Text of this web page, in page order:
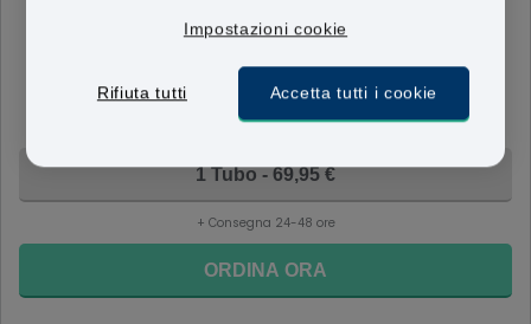
In ogni g di unguento ci sono 1,9 mg di prednisolone e 5
mg di cincocaina. Questo viene applicato alla regione
interessata due volte al giorno per un periodo non
1 Tubo - 69,95 €
+ Consegna 24-48 ore
ORDINA ORA
Impostazioni cookie
Rifiuta tutti Accetta tutti i cookie